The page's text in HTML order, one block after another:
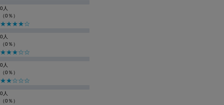
0人
（0％）
★★★★☆
0人
（0％）
★★★☆☆
0人
（0％）
★★☆☆☆
0人
（0％）